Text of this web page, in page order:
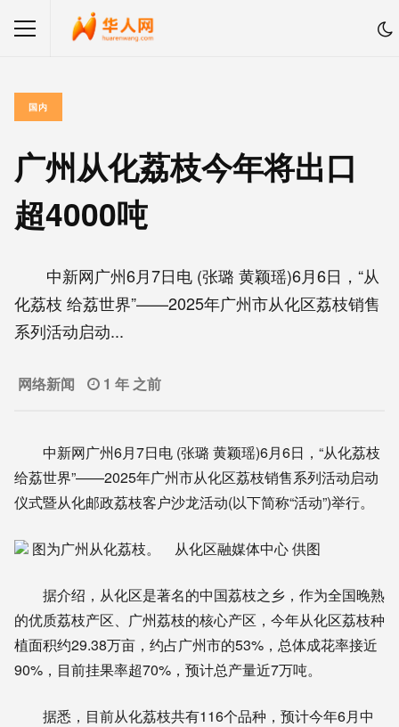
国内
广州从化荔枝今年将出口
超4000吨
中新网广州6月7日电 (张璐 黄颖瑶)6月6日，“从
化荔枝 给荔世界”——2025年广州市从化区荔枝销售
系列活动启动...
网络新闻 1 年 之前
中新网广州6月7日电 (张璐 黄颖瑶)6月6日，“从化荔枝
给荔世界”——2025年广州市从化区荔枝销售系列活动启动
仪式暨从化邮政荔枝客户沙龙活动(以下简称“活动”)举行。
图为广州从化荔枝。 从化区融媒体中心 供图
据介绍，从化区是著名的中国荔枝之乡，作为全国晚熟
的优质荔枝产区、广州荔枝的核心产区，今年从化区荔枝种
植面积约29.38万亩，约占广州市的53%，总体成花率接近
90%，目前挂果率超70%，预计总产量近7万吨。
据悉，目前从化荔枝共有116个品种，预计今年6月中